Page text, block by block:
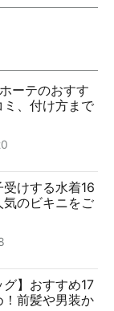
ーテのおすす
、付け方まで
受けする水着16
のビキニをご
グ】おすすめ17
前髪や男装か